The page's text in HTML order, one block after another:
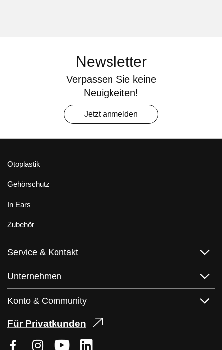
Newsletter
Verpassen Sie keine
Neuigkeiten!
Jetzt anmelden
Otoplastik
Gehörschutz
In Ears
Zubehör
Service & Kontakt
Unternehmen
Konto & Community
Für Privatkunden